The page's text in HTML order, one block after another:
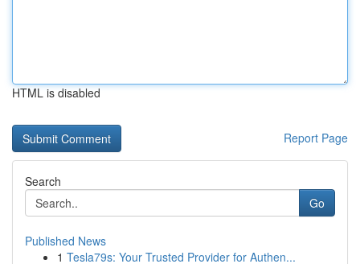
HTML is disabled
Report Page
Search
Go
Published News
1 Tesla79s: Your Trusted Provider for Authen...